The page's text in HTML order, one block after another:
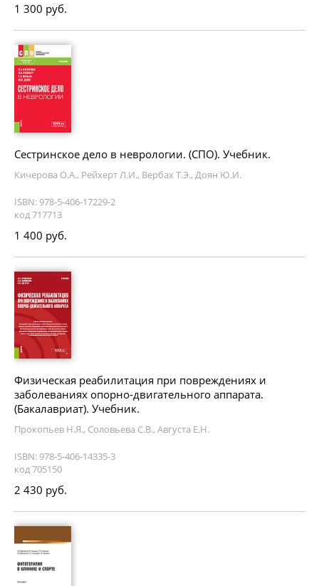
1 300 руб.
Сестринское дело в неврологии. (СПО). Учебник.
Кичерова О.А., Рейхерт Л.И., Вербах Т.Э., Доян Ю.И.
ISBN: 978-5-406-17229-2
код 717713
1 400 руб.
Физическая реабилитация при повреждениях и
заболеваниях опорно-двигательного аппарата.
(Бакалавриат). Учебник.
Прокопьев Н.Я., Соловьева С.В., Августа Е.Н.
ISBN: 978-5-406-14335-3
код 705150
2 430 руб.